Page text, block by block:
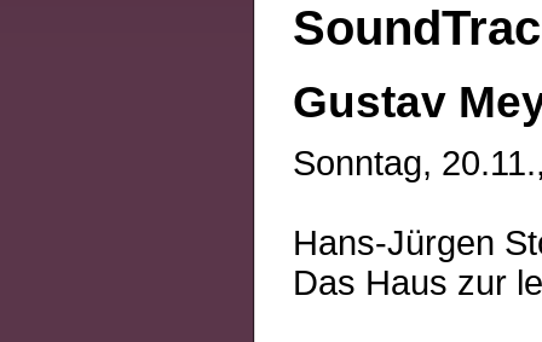
Gustav
Sonntag,
Hans-Jürgen
Das Haus zur